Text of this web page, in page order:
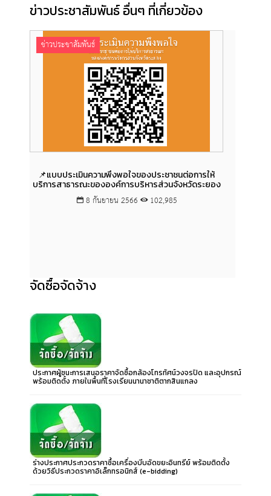
ข่าวประชาสัมพันธ์ อื่นๆ ที่เกี่ยวข้อง
ข่าวประชาสัมพันธ์
📌แบบประเมินความพึงพอใจของประชาชนต่อการให้
บริการสาธารณะขององค์การบริหารส่วนจังหวัดระยอง
8 กันยายน 2566 102,985
จัดซื้อจัดจ้าง
ประกาศผู้ชนะการเสนอราคาจัดซื้อกล้องโทรทัศน์วงจรปิด และอุปกรณ์
พร้อมติดตั้ง ภายในพื้นที่โรงเรียนนานาชาติตากสินแกลง
ร่างประกาศประกวดราคาซื้อเครื่องบีบอัดขยะอินทรีย์ พร้อมติดตั้ง
ด้วยวิธีประกวดราคาอิเล็กทรอนิกส์ (e-bidding)